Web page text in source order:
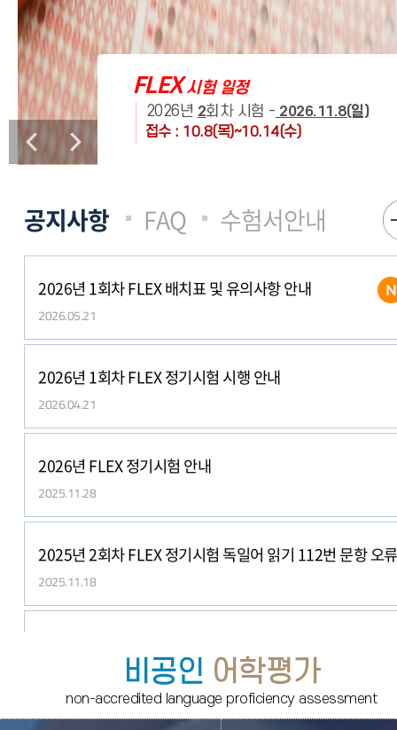
2이전 슬라이드
FLEX 시험 일정
2026.5.31(일)
2026년 2회차 시험 - 2026.11.8(일)
접수 : 10.8(목)~10.14(수)
2026년 1회차 FLEX 배치표 및 유의사항 안내
2026.05.21
2026년 1회차 FLEX 정기시험 시행 안내
2026.04.21
2026년 FLEX 정기시험 안내
2025.11.28
2025.11.18
비공인 어학평가
non-accredited language proficiency assessment